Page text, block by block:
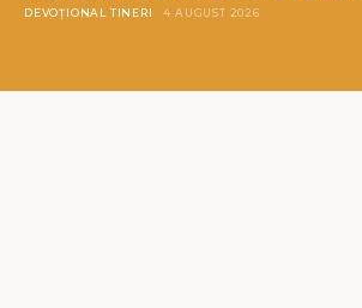
DEVOȚIONAL TINERI 4 AUGUST 2026